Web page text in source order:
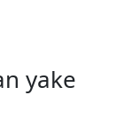
yake